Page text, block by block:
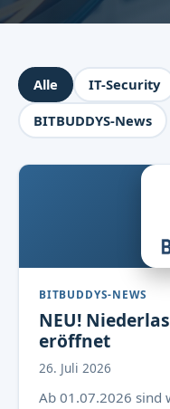
Alle IT-Security
BITBUDDYS-News
BITBUDDYS-NEWS
NEU!
eröffnet
26. Juli 2026
Ab 01.07.2026